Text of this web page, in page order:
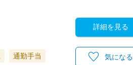
通勤手当
詳細を見る
気になる